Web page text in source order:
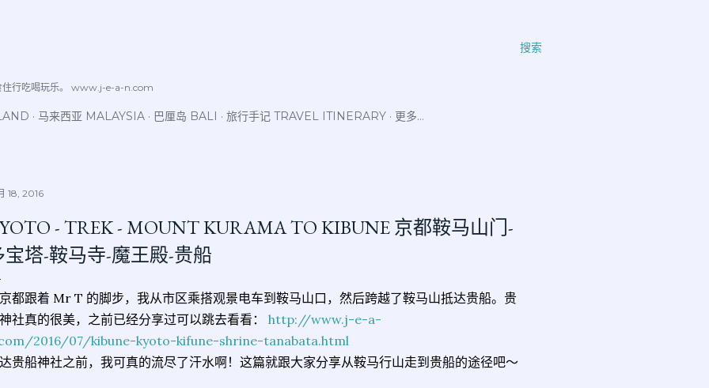
搜索
住行吃喝玩乐。 www.j-e-a-n.com
马来西亚 MALAYSIA 巴厘岛 BALI 旅行手记 TRAVEL ITINERARY 更多…
18, 2016
- TREK - MOUNT KURAMA TO KIBUNE 京都鞍马山门-
宝塔-鞍马寺-魔王殿-贵船
都跟着 Mr T 的脚步，我从市区乘搭观景电车到鞍马山口，然后跨越了鞍马山抵达贵船。贵
社真的很美，之前已经分享过可以跳去看看： http://www.j-e-a-
2016/07/kibune-kyoto-kifune-shrine-tanabata.html
贵船神社之前，我可真的流尽了汗水啊！这篇就跟大家分享从鞍马行山走到贵船的途径吧～